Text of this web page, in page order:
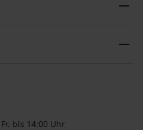
bis 14:00 Uhr
remove
remove